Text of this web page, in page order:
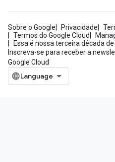
Sobre o Google Privacidade
Termos do Google Cloud
Essa é nossa terceira década
Inscreva-se para receber a
Google Cloud